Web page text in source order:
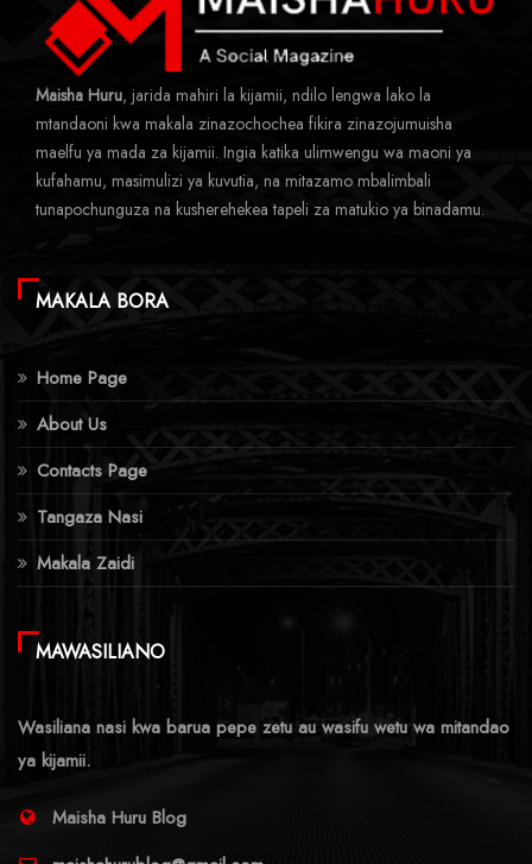
Maisha Huru, jarida mahiri la kijamii, ndilo lengwa lako la
mtandaoni kwa makala zinazochochea fikira zinazojumuisha
maelfu ya mada za kijamii. Ingia katika ulimwengu wa maoni ya
kufahamu, masimulizi ya kuvutia, na mitazamo mbalimbali
tunapochunguza na kusherehekea tapeli za matukio ya binadamu.
MAKALA BORA
Home Page
About Us
Contacts Page
Tangaza Nasi
Makala Zaidi
MAWASILIANO
Wasiliana nasi kwa barua pepe zetu au wasifu wetu wa mitandao
ya kijamii.
Maisha Huru Blog